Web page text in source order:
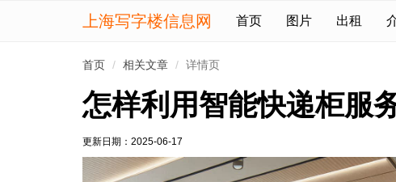
上海写字楼信息网 首页 图片 出租
首页 相关文章 详情页
怎样利用智能快递柜服
更新日期： 2025-06-17